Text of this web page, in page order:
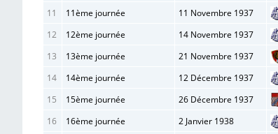
11
11ème journée 11 Novembre 1937
12
12ème journée 14 Novembre 1937
13
13ème journée 21 Novembre 1937
14
14ème journée 12 Décembre 1937
15
15ème journée 26 Décembre 1937
16
16ème journée 2 Janvier 1938